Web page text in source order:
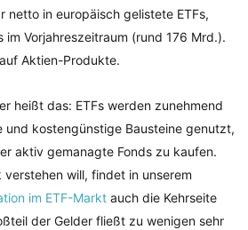
netto in europäisch gelistete ETFs,
im Vorjahreszeitraum (rund 176 Mrd.).
Aktien-Produkte.
heißt das: ETFs werden zunehmend
und kostengünstige Bausteine genutzt,
aktiv gemanagte Fonds zu kaufen.
verstehen will, findet in unserem
im ETF-Markt auch die Kehrseite
der Gelder fließt zu wenigen sehr